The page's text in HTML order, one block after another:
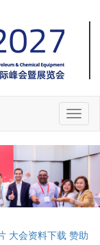
大会资料下载 赞助